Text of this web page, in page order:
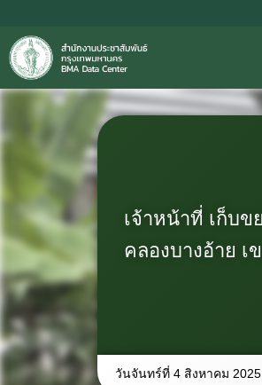
เจ้าหน้าที่ เก็บ
คลองบางอ้าย เ
วันจันทร์ที่ 4 สิงหาคม 2025